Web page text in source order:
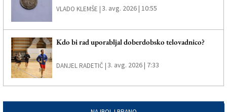
VLADO KLEMŠE |3. avg. 2026 | 10:55
Kdo bi rad uporabljal doberdobsko telovadnico?
DANJEL RADETIČ |3. avg. 2026 | 7:33